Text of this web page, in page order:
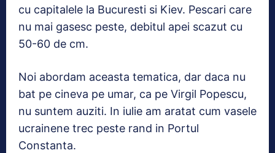
cu capitalele la Bucuresti si Kiev. Pescari care
nu mai gasesc peste, debitul apei scazut cu
50-60 de cm.
Noi abordam aceasta tematica, dar daca nu
bat pe cineva pe umar, ca pe Virgil Popescu,
nu suntem auziti. In iulie am aratat cum vasele
ucrainene trec peste rand in Portul
Constanta.